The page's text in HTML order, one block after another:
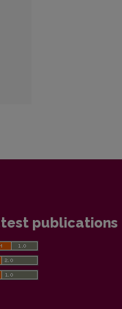
publications